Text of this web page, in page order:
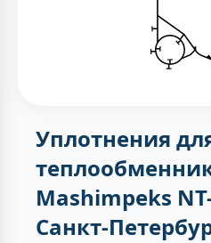
Уплотнения
Mashimpeks
Санкт-